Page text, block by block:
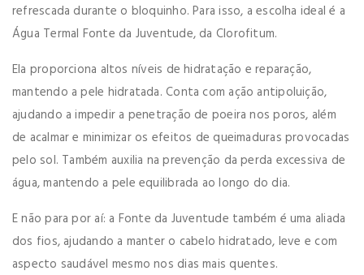
refrescada durante o bloquinho. Para isso, a escolha ideal é a
Água Termal Fonte da Juventude, da Clorofitum.
Ela proporciona altos níveis de hidratação e reparação,
mantendo a pele hidratada. Conta com ação antipoluição,
ajudando a impedir a penetração de poeira nos poros, além
de acalmar e minimizar os efeitos de queimaduras provocadas
pelo sol. Também auxilia na prevenção da perda excessiva de
água, mantendo a pele equilibrada ao longo do dia.
E não para por aí: a Fonte da Juventude também é uma aliada
dos fios, ajudando a manter o cabelo hidratado, leve e com
aspecto saudável mesmo nos dias mais quentes.